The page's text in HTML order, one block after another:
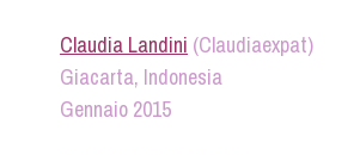
Claudia Landini (Claudiaexpat)
Giacarta, Indonesia
Gennaio 2015